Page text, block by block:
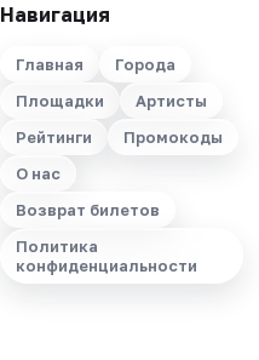
Навигация
Главная
Города
Площадки
Артисты
Рейтинги
Промокоды
О нас
Возврат билетов
Политика
конфиденциальности